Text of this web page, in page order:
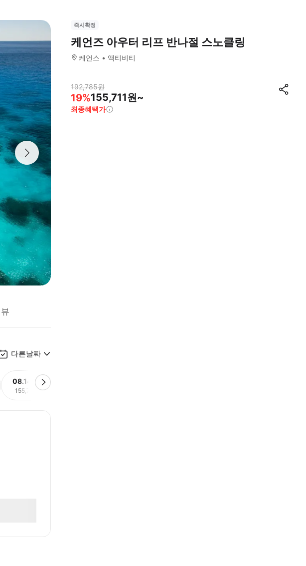
다른날짜
08.14(금)
155,711원
즉시확정
케언즈 아우터 리프 반나절 스노클링
케언스 액티비티
192,785원
19%155,711원~
최종혜택가